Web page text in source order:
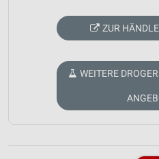
ZUR
WEITERE